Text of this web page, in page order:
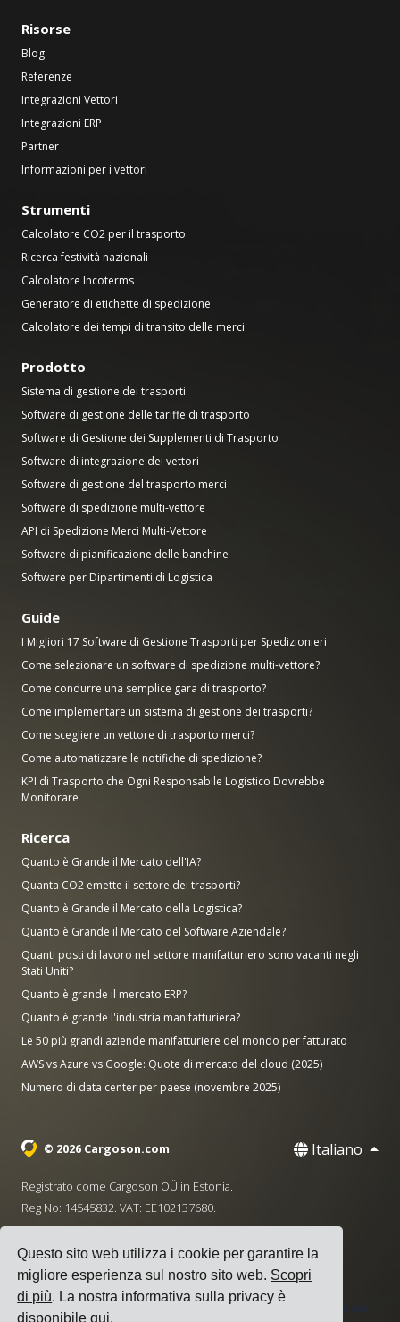
Questo sito web utilizza i cookie per garantire la
migliore esperienza sul nostro sito web. Scopri
di più. La nostra informativa sulla privacy è
disponibilequi.
Risorse
Blog
Referenze
Integrazioni Vettori
Integrazioni ERP
Partner
Informazioni per i vettori
Strumenti
Calcolatore CO2 per il trasporto
Ricerca festività nazionali
Calcolatore Incoterms
Generatore di etichette di spedizione
Calcolatore dei tempi di transito delle merci
Prodotto
Sistema di gestione dei trasporti
Software di gestione delle tariffe di trasporto
Software di Gestione dei Supplementi di Trasporto
Software di integrazione dei vettori
Software di gestione del trasporto merci
Software di spedizione multi-vettore
API di Spedizione Merci Multi-Vettore
Software di pianificazione delle banchine
Software per Dipartimenti di Logistica
Guide
I Migliori 17 Software di Gestione Trasporti per Spedizionieri
Come selezionare un software di spedizione multi-vettore?
Come condurre una semplice gara di trasporto?
Come implementare un sistema di gestione dei trasporti?
Come scegliere un vettore di trasporto merci?
Come automatizzare le notifiche di spedizione?
KPI di Trasporto che Ogni Responsabile Logistico Dovrebbe
Monitorare
Ricerca
Quanto è Grande il Mercato dell'IA?
Quanta CO2 emette il settore dei trasporti?
Quanto è Grande il Mercato della Logistica?
Quanto è Grande il Mercato del Software Aziendale?
Quanti posti di lavoro nel settore manifatturiero sono vacanti negli
Stati Uniti?
Quanto è grande il mercato ERP?
Quanto è grande l'industria manifatturiera?
Le 50 più grandi aziende manifatturiere del mondo per fatturato
AWS vs Azure vs Google: Quote di mercato del cloud (2025)
Numero di data center per paese (novembre 2025)
© 2026 Cargoson.com Italiano
Registrato come Cargoson OÜ in Estonia.
Reg No: 14545832. VAT: EE102137680.
+372 5555 0028
·
Termini di Servizio Informativa sulla Privacy
Politica sui